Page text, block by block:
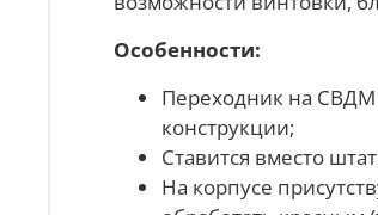
Особенности:
Переходник на СВДМ
конструкции;
Ставится вместо
На корпусе